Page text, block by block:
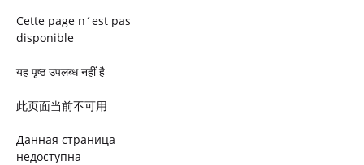
Cette page n´est pas
disponible
यह पृष्ठ उपलब्ध नहीं है
此页面当前不可用
Данная страница
недоступна